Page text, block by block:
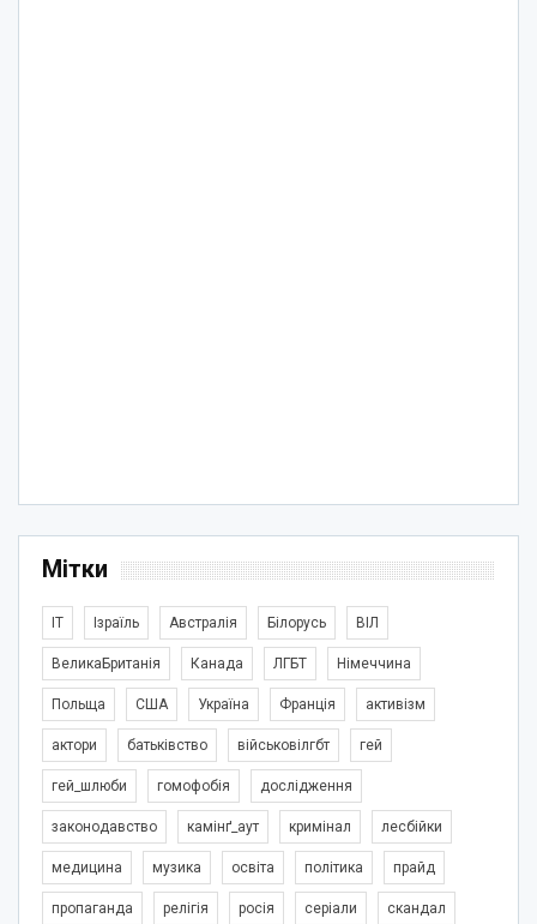
Мітки
IT Ізраїль Австралія Білорусь ВІЛ
ВеликаБританія Канада ЛГБТ Німеччина
Польща США Україна Франція активізм
актори батьківство військовілгбт гей
гей_шлюби гомофобія дослідження
законодавство камінґ_аут кримінал лесбійки
медицина музика освіта політика прайд
пропаганда релігія росія серіали скандал